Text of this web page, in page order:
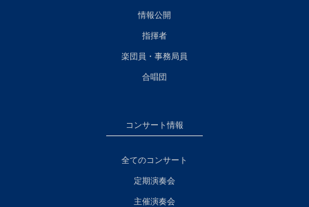
情報公開
指揮者
楽団員・事務局員
合唱団
コンサート情報
全てのコンサート
定期演奏会
主催演奏会